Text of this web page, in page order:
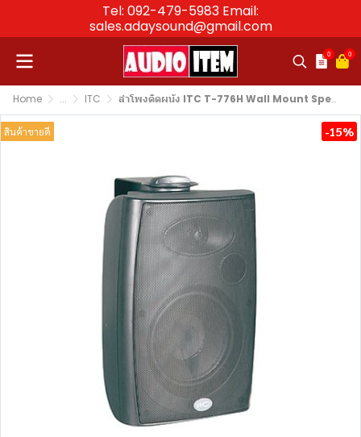
Tel: 092-479-5983 Email:
sales.adaysound@gmail.com
0 0
Home ... ITC ลำโพงติดผนัง ITC T-776H Wall Mount Speaker 20W(5")
สินค้าขายดี -15%